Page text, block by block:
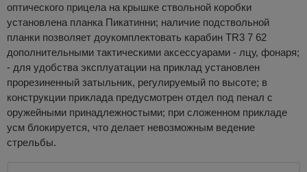
оптического прицела на крышке ствольной коробки
установлена планка Пикатинни; наличие подствольной
планки позволяет доукомплектовать карабин TR3 7 62
дополнительными тактическими аксессуарами - лцу, фонаря;
- для удобства эксплуатации на приклад установлен
прорезиненный затыльник, регулируемый по высоте; в
конструкции приклада предусмотрен отдел под пенал с
оружейными принадлежностыми; при сложенном прикладе
усм блокируется, что делает невозможным ведение
стрельбы.